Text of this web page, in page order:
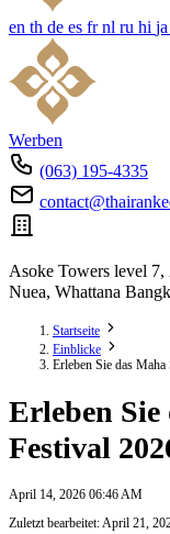
en th de es fr nl ru hi ja
Werben
(063) 195-4335
Asoke Towers level
Nuea, Whattana
Startseite
Einblicke
Erleben Sie das
Erleben
Festival
April 14, 2026 06:46 AM
Zuletzt bearbeitet: April 21,